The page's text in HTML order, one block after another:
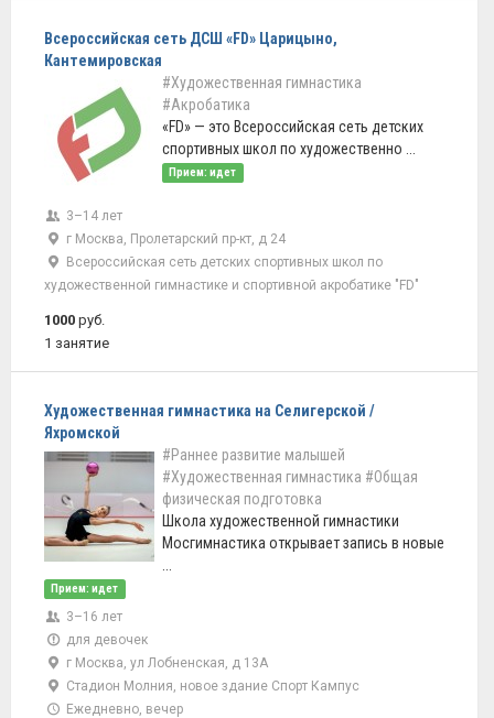
Всероссийская сеть ДСШ «FD» Царицыно,
Кантемировская
#Художественная гимнастика
#Акробатика
«FD» — это Всероссийская сеть детских
спортивных школ по художественно ...
Прием: идет
3–14 лет
г Москва, Пролетарский пр-кт, д 24
Всероссийская сеть детских спортивных школ по
художественной гимнастике и спортивной акробатике "FD"
1000 руб.
1 занятие
Художественная гимнастика на Селигерской /
Яхромской
#Раннее развитие малышей
#Художественная гимнастика #Общая
физическая подготовка
Школа художественной гимнастики
Мосгимнастика открывает запись в новые
Прием: идет
3–16 лет
для девочек
г Москва, ул Лобненская, д 13А
Стадион Молния, новое здание Спорт Кампус
Ежедневно, вечер